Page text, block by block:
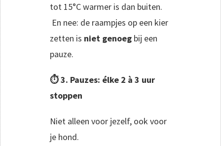
tot 15°C warmer is dan buiten.
En nee: de raampjes op een kier
zetten is niet genoeg bij een
pauze.
⏱️ 3. Pauzes: élke 2 à 3 uur
stoppen
Niet alleen voor jezelf, ook voor
je hond.